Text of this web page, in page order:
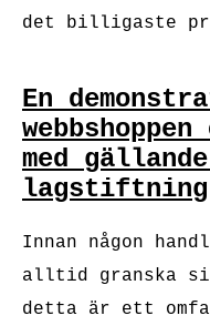
det billigaste
En
med
lagstiftning
Innan någon
alltid granska
detta är ett